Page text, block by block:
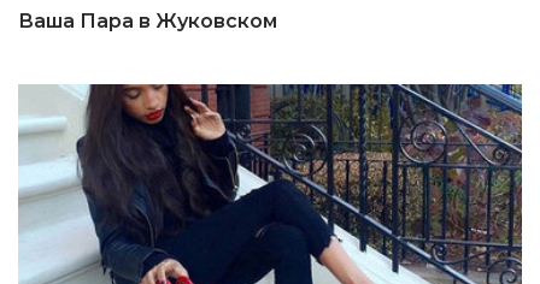
Ваша Пара в Жуковском